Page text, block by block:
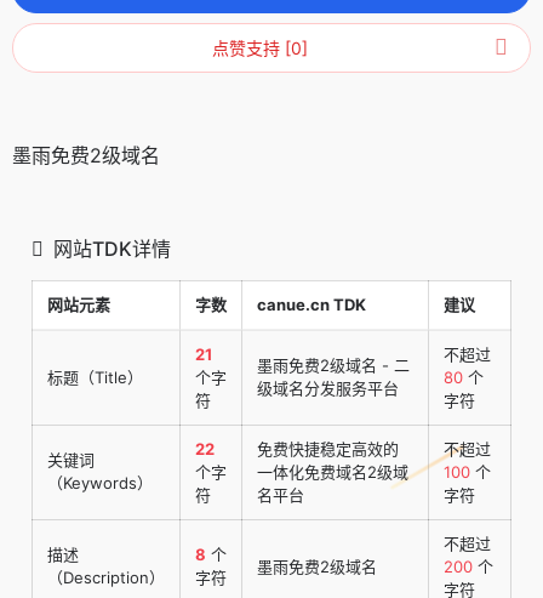
点赞支持 [0]
墨雨免费2级域名
网站TDK详情
网站元素 字数 canue.cn TDK 建议
标题（Title）
21
个字
符
墨雨免费2级域名 - 二
级域名分发服务平台
不超过
80 个
字符
关键词
（Keywords）
22
个字
符
免费快捷稳定高效的
一体化免费域名2级域
名平台
不超过
100 个
字符
描述
（Description）
8 个
字符
墨雨免费2级域名
不超过
200 个
字符